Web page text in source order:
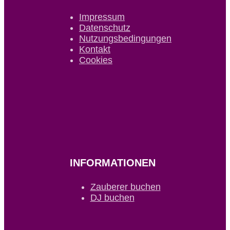
Impressum
Datenschutz
Nutzungsbedingungen
Kontakt
Cookies
INFORMATIONEN
Zauberer buchen
DJ buchen